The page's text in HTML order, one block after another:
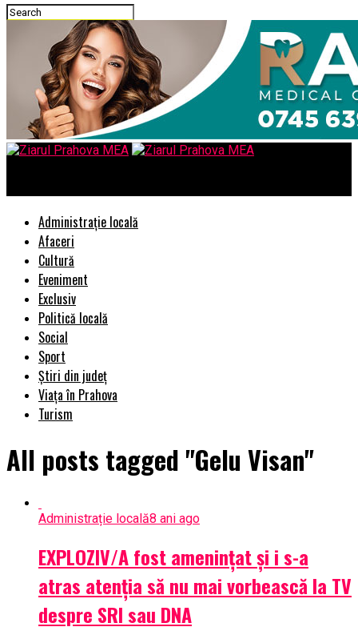
Administrație locală
Afaceri
Cultură
Eveniment
Exclusiv
Politică locală
Social
Sport
Știri din județ
Viața în Prahova
Turism
All posts tagged "Gelu Visan"
Administrație locală8 ani ago
EXPLOZIV/A fost ameninţat şi i s-a
atras atenţia să nu mai vorbească la TV
despre SRI sau DNA